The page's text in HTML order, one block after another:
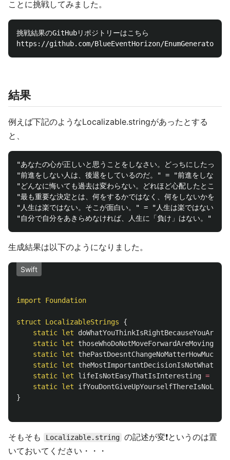
ことに挑戦してみました。
挑戦結果のGitHubリポジトリーはこちら
結果
例えば下記のようなLocalizable.stringがあったとする
と、
"あなたの心が正しいと思うことをしなさい。どっちにしたっ
"前進をしない人は、後退をしているのだ。" = "前進をしない
"どんなに悔いても過去は変わらない。どれほど心配したとこ
"最も重要な決定とは、何をするかではなく、何をしないかを
"人生は楽ではない。そこが面白い。" = "人生は楽ではない。
生成結果は以下のようになりました。
Swift
import Foundation
struct LocalizableStrings
{
static let doWhatYouThinkIsRightBecauseYouAre
static let
static let thePastDoesntChangeNoMatterHowMuch
static let
theMostImportantDecisionIsNotWhatYou
static let lifeIsNotEasyThatIsInteresting =
static let
}
そもそも Localizable.string の記述が変❗️というのは置
いておいてください・・・